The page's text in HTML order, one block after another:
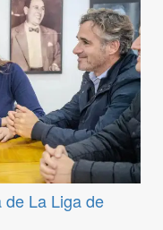
de La Liga de